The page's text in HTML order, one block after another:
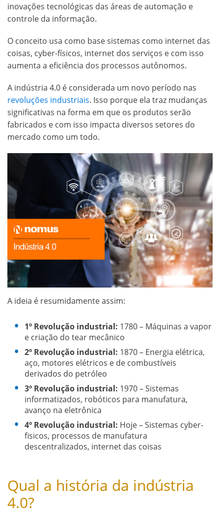
inovações tecnológicas das áreas de automação e
controle da informação.
O conceito usa como base sistemas como internet das
coisas, cyber-físicos, internet dos serviços e com isso
aumenta a eficiência dos processos autônomos.
A indústria 4.0 é considerada um novo período nas
revoluções industriais. Isso porque ela traz mudanças
significativas na forma em que os produtos serão
fabricados e com isso impacta diversos setores do
mercado como um todo.
A ideia é resumidamente assim:
1º Revolução industrial: 1780 – Máquinas a vapor
e criação do tear mecânico
2º Revolução industrial: 1870 – Energia elétrica,
aço, motores elétricos e de combustíveis
derivados do petróleo
3º Revolução industrial: 1970 – Sistemas
informatizados, robóticos para manufatura,
avanço na eletrônica
4º Revolução industrial: Hoje – Sistemas cyber-
fisicos, processos de manufatura
descentralizados, internet das coisas
Qual a história da indústria
4.0?